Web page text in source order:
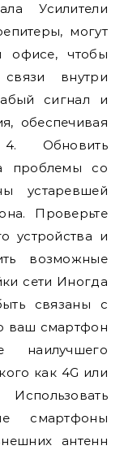
Усилители
могут
офисе, чтобы
внутри
сигнал и
обеспечивая
Обновить
проблемы со
устаревшей
Проверьте
устройства и
возможные
сети Иногда
связаны с
ваш смартфон
наилучшего
как 4G или
смартфоны
антенн